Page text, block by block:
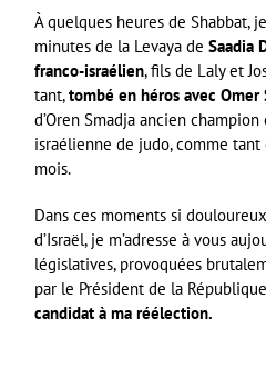
À quelques heures de Shabbat,
minutes de la Levaya de Saadia
franco-israélien, fils de Laly et
tant,tombé en héros avec Omer
d’Oren Smadja ancien
israélienne de judo, comme
mois.
Dans ces moments si
d’Israël, je m’adresse à vous
législatives, provoquées
par le Président de la
candidat à ma réélection.